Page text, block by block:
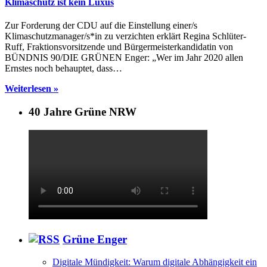
Klimaschutz ist kein Luxus
Zur Forderung der CDU auf die Einstellung einer/s
Klimaschutzmanager/s*in zu verzichten erklärt Regina Schlüter-
Ruff, Fraktionsvorsitzende und Bürgermeisterkandidatin von
BÜNDNIS 90/DIE GRÜNEN Enger: „Wer im Jahr 2020 allen
Ernstes noch behauptet, dass…
Weiterlesen »
40 Jahre Grüne NRW
Grüne Enger
Digitale Mündigkeit: Warum digitale Abhängigkeit ein